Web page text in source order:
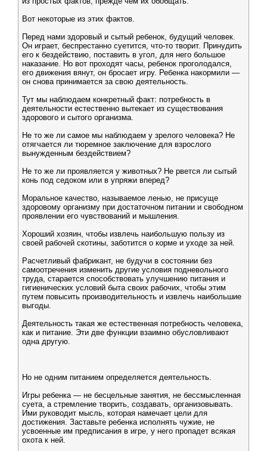
Вот некоторые из этих фактов.
Перед нами здоровый и сытый ребенок, будущий человек.
Он играет, беспрестанно суетится, что-то творит. Принудить
его к бездействию, поставить в угол, для него большое
наказание. Но вот проходят часы, ребенок проголодался,
его движения вянут, он бросает игру. Ребенка накормили —
он снова принимается за свою деятельность.
Тут мы наблюдаем конкретный факт: потребность в
деятельности естественно вытекает из существования
здорового и сытого организма.
Не то же ли самое мы наблюдаем у зрелого человека? Не
отягчается ли тюремное заключение для взрослого
вынужденным бездействием?
Не то же ли проявляется у животных? Не рвется ли сытый
конь под седоком или в упряжи вперед?
Моральное качество, называемое ленью, не присуще
здоровому организму при достаточном питании и свободном
проявлении его чувствований и мышления.
Хороший хозяин, чтобы извлечь наибольшую пользу из
своей рабочей скотины, заботится о корме и уходе за ней.
Расчетливый фабрикант, не будучи в состоянии без
самоотречения изменить другие условия подневольного
труда, старается способствовать улучшению питания и
гигиенических условий быта своих рабочих, чтобы этим
путем повысить производительность и извлечь наибольшие
выгоды.
Деятельность такая же естественная потребность человека,
как и питание. Эти две функции взаимно обусловливают
одна другую.
Но не одним питанием определяется деятельность.
Игры ребенка — не бесцельные занятия, не бессмысленная
суета, а стремление творить, создавать, организовывать.
Ими руководит мысль, которая намечает цели для
достижения. Заставьте ребенка исполнять чужие, не
усвоенные им предписания в игре, у него пропадет всякая
охота к ней.